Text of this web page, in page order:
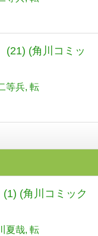
(21) (角川コミッ
等兵 転
(角川コミック
夏哉 転